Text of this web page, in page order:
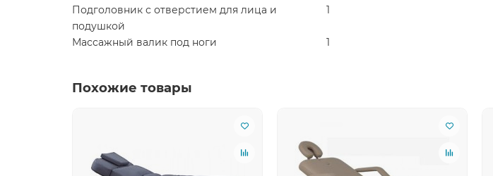
Подголовник с отверстием для лица и
подушкой
1
Массажный валик под ноги 1
Похожие товары